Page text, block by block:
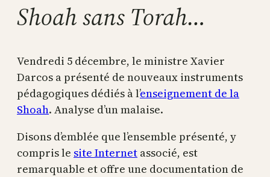
Shoah sans Torah…
Vendredi 5 décembre, le ministre Xavier
Darcos a présenté de nouveaux instruments
pédagogiques dédiés à l’enseignement de la
Shoah. Analyse d’un malaise.
Disons d’emblée que l’ensemble présenté, y
compris le site Internet associé, est
remarquable et offre une documentation de